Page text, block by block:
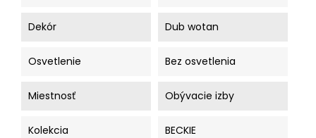
Dekór Dub wotan
Osvetlenie Bez osvetlenia
Miestnosť Obývacie izby
Kolekcia BECKIE